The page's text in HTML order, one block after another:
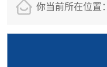
你当前所在位置：